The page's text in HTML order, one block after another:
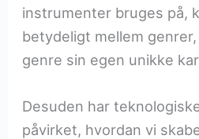
instrumenter bruges på,
betydeligt mellem
genre sin egen unikke
Desuden har
påvirket, hvordan vi